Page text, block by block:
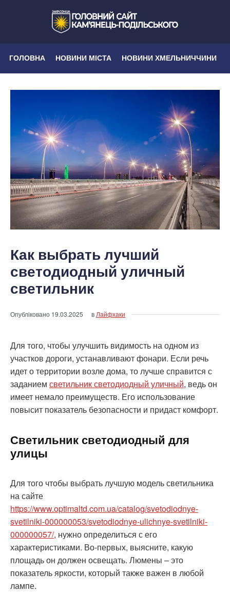
ГОЛОВНА НОВИНИ МІСТА НОВИНИ ХМЕЛЬНИЧЧИНИ
Как выбрать лучший
светодиодный уличный
светильник
Опубліковано 19.03.2025 в Лайфхаки
Для того, чтобы улучшить видимость на одном из
участков дороги, устанавливают фонари. Если речь
идет о территории возле дома, то лучше справится с
заданием светильник светодиодный уличный, ведь он
имеет немало преимуществ. Его использование
повысит показатель безопасности и придаст комфорт.
Светильник светодиодный для
улицы
Для того чтобы выбрать лучшую модель светильника
на сайте
https://www.optimaltd.com.ua/catalog/svetodiodnye-
svetilniki-000000053/svetodiodnye-ulichnye-svetilniki-
000000057/, нужно определиться с его
характеристиками. Во-первых, выясните, какую
площадь он должен освещать. Люмены – это
показатель яркости, который также важен в любой
лампе.